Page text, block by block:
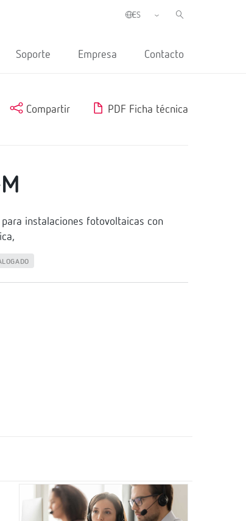
Soporte Empresa Contacto
Compartir PDF Ficha técnica
instalaciones fotovoltaicas con